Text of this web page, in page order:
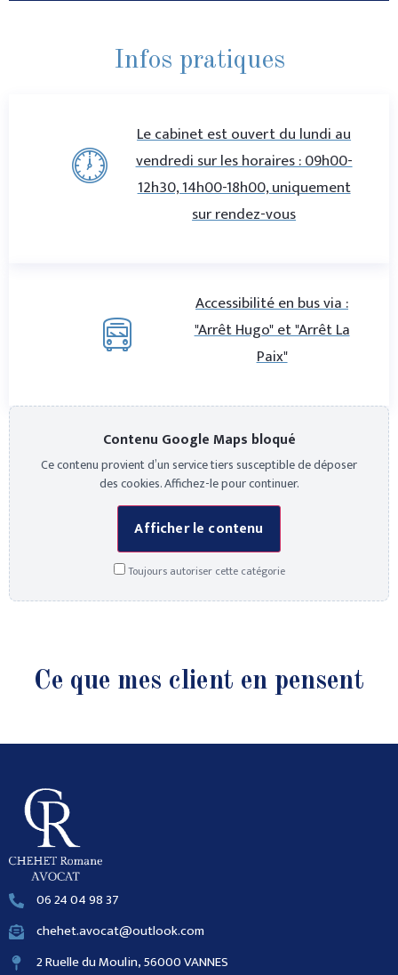
Infos pratiques
Le cabinet est ouvert du lundi au
vendredi sur les horaires : 09h00-
12h30, 14h00-18h00, uniquement
sur rendez-vous
Accessibilité en bus via :
"Arrêt Hugo" et "Arrêt La
Paix"
Contenu Google Maps bloqué
Ce contenu provient d’un service tiers susceptible de déposer
des cookies. Affichez-le pour continuer.
Afficher le contenu
Toujours autoriser cette catégorie
Ce que mes client en pensent
06 24 04 98 37
chehet.avocat@outlook.com
2 Ruelle du Moulin, 56000 VANNES